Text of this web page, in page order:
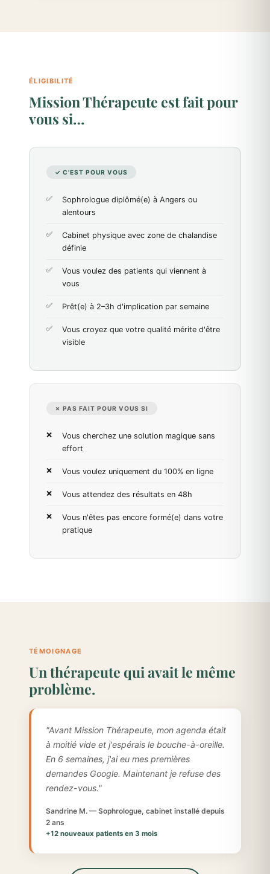
ÉLIGIBILITÉ
Mission Thérapeute est fait pour
vous si…
✓ C'EST POUR VOUS
Sophrologue diplômé(e) à Angers ou
alentours
Cabinet physique avec zone de chalandise
définie
Vous voulez des patients qui viennent à
vous
Prêt(e) à 2–3h d'implication par semaine
Vous croyez que votre qualité mérite d'être
visible
✗ PAS FAIT POUR VOUS SI
Vous cherchez une solution magique sans
effort
Vous voulez uniquement du 100% en ligne
Vous attendez des résultats en 48h
Vous n'êtes pas encore formé(e) dans votre
pratique
TÉMOIGNAGE
Un thérapeute qui avait le même
problème.
"Avant Mission Thérapeute, mon agenda était
à moitié vide et j'espérais le bouche-à-oreille.
En 6 semaines, j'ai eu mes premières
demandes Google. Maintenant je refuse des
rendez-vous."
Sandrine M. — Sophrologue, cabinet installé depuis
2 ans
+12 nouveaux patients en 3 mois